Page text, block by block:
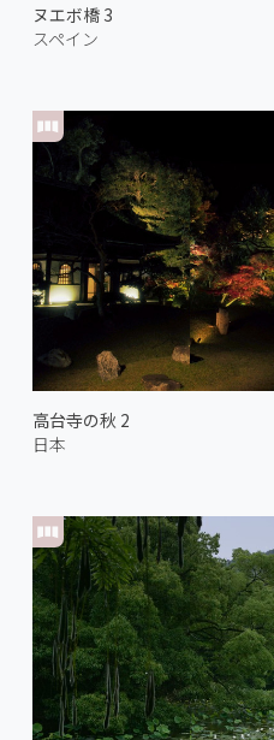
ヌエボ橋 3
スペイン
高台寺の秋 2
日本